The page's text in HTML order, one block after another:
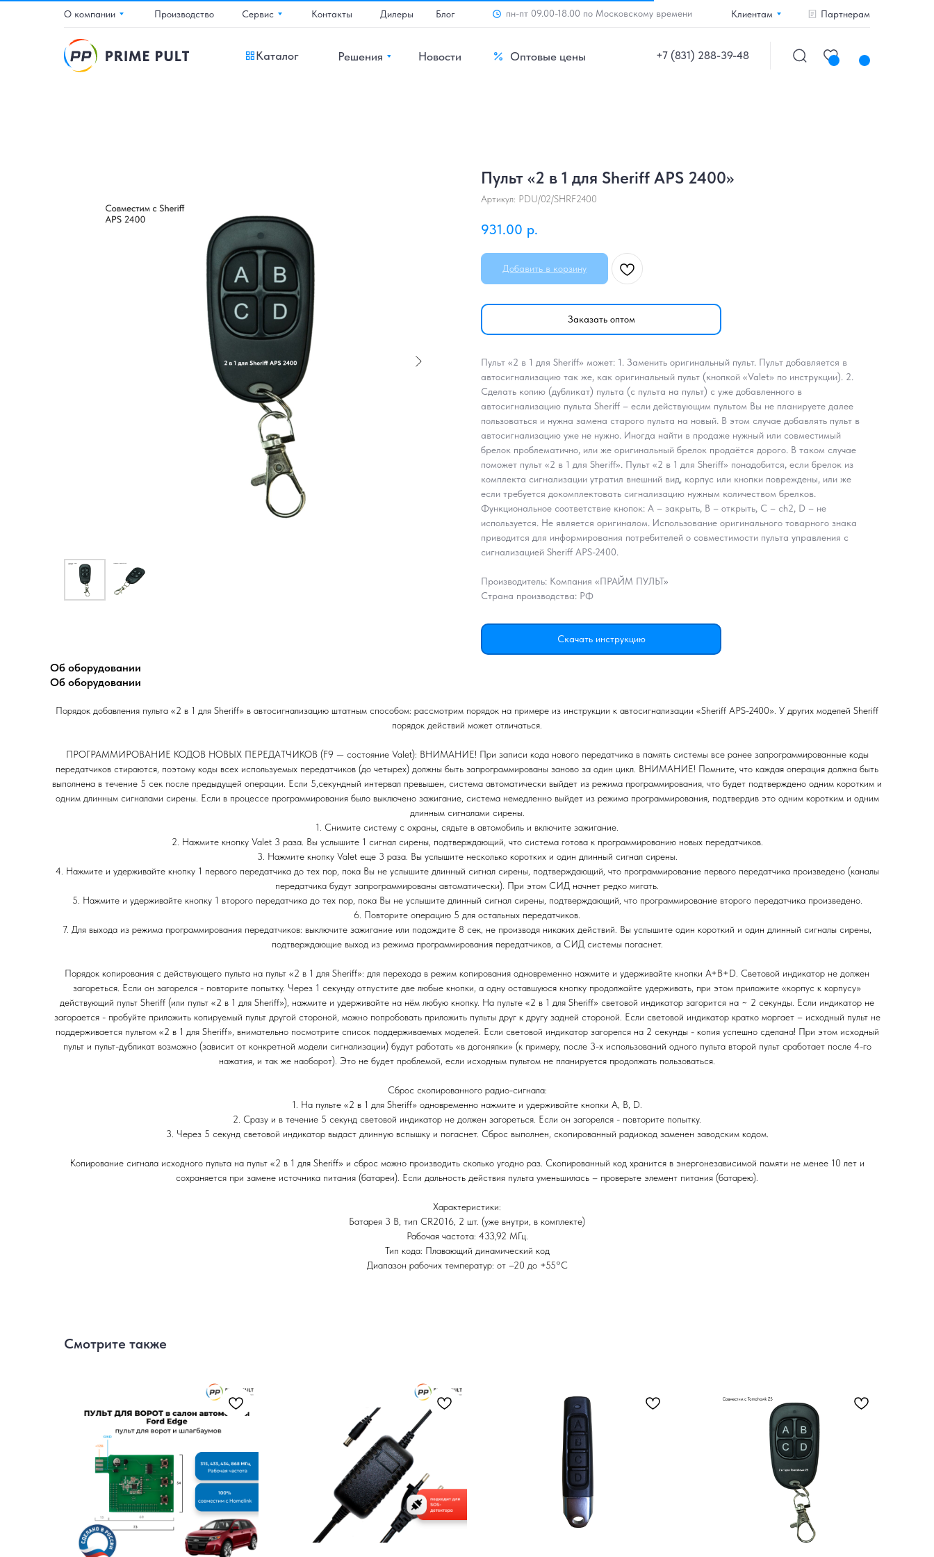
О компании Производство Сервис Контакты пн-пт 09.00-18.00 по Московскому времени Клиентам Партнерам
Блог
Дилеры
+7 (831) 288-39-48
Решения Новости
Каталог Оптовые цены
Пульт «2 в 1 для Sheriff APS 2400»
Артикул: PDU/02/SHRF2400
931.00 р.
Добавить в корзину
Заказать оптом
Пульт «2 в 1 для Sheriff» может: 1. Заменить оригинальный пульт. Пульт добавляется в
автосигнализацию так же, как оригинальный пульт (кнопкой «Valet» по инструкции). 2.
Сделать копию (дубликат) пульта (с пульта на пульт) с уже добавленного в
автосигнализацию пульта Sheriff – если действующим пультом Вы не планируете далее
пользоваться и нужна замена старого пульта на новый. В этом случае добавлять пульт в
автосигнализацию уже не нужно. Иногда найти в продаже нужный или совместимый
брелок проблематично, или же оригинальный брелок продаётся дорого. В таком случае
поможет пульт «2 в 1 для Sheriff». Пульт «2 в 1 для Sheriff» понадобится, если брелок из
комплекта сигнализации утратил внешний вид, корпус или кнопки повреждены, или же
если требуется докомплектовать сигнализацию нужным количеством брелков.
Функциональное соответствие кнопок: A – закрыть, B – открыть, C – ch2, D – не
используется. Не является оригиналом. Использование оригинального товарного знака
приводится для информирования потребителей о совместимости пульта управления с
сигнализацией Sheriff APS-2400.
Производитель: Компания «ПРАЙМ ПУЛЬТ»
Страна производства: РФ
Скачать инструкцию
Об оборудовании
Об оборудовании
Порядок добавления пульта «2 в 1 для Sheriff» в автосигнализацию штатным способом: рассмотрим порядок на примере из инструкции к автосигнализации «Sheriff APS-2400». У других моделей Sheriff
порядок действий может отличаться.
ПРОГРАММИРОВАНИЕ КОДОВ НОВЫХ ПЕРЕДАТЧИКОВ (F9 — состояние Valet): ВНИМАНИЕ! При записи кода нового передатчика в память системы все ранее запрограммированные коды
передатчиков стираются, поэтому коды всех используемых передатчиков (до четырех) должны быть запрограммированы заново за один цикл. ВНИМАНИЕ! Помните, что каждая операция должна быть
выполнена в течение 5 сек после предыдущей операции. Если 5,секундный интервал превышен, система автоматически выйдет из режима программирования, что будет подтверждено одним коротким и
одним длинным сигналами сирены. Если в процессе программирования было выключено зажигание, система немедленно выйдет из режима программирования, подтвердив это одним коротким и одним
длинным сигналами сирены.
1. Снимите систему с охраны, сядьте в автомобиль и включите зажигание.
2. Нажмите кнопку Valet 3 раза. Вы услышите 1 сигнал сирены, подтверждающий, что система готова к программированию новых передатчиков.
3. Нажмите кнопку Valet еще 3 раза. Вы услышите несколько коротких и один длинный сигнал сирены.
4. Нажмите и удерживайте кнопку 1 первого передатчика до тех пор, пока Вы не услышите длинный сигнал сирены, подтверждающий, что программирование первого передатчика произведено (каналы
передатчика будут запрограммированы автоматически). При этом СИД начнет редко мигать.
5. Нажмите и удерживайте кнопку 1 второго передатчика до тех пор, пока Вы не услышите длинный сигнал сирены, подтверждающий, что программирование второго передатчика произведено.
6. Повторите операцию 5 для остальных передатчиков.
7. Для выхода из режима программирования передатчиков: выключите зажигание или подождите 8 сек, не производя никаких действий. Вы услышите один короткий и один длинный сигналы сирены,
подтверждающие выход из режима программирования передатчиков, а СИД системы погаснет.
Порядок копирования с действующего пульта на пульт «2 в 1 для Sheriff»: для перехода в режим копирования одновременно нажмите и удерживайте кнопки A+B+D. Световой индикатор не должен
загореться. Если он загорелся - повторите попытку. Через 1 секунду отпустите две любые кнопки, а одну оставшуюся кнопку продолжайте удерживать, при этом приложите «корпус к корпусу»
действующий пульт Sheriff (или пульт «2 в 1 для Sheriff»), нажмите и удерживайте на нём любую кнопку. На пульте «2 в 1 для Sheriff» световой индикатор загорится на ~ 2 секунды. Если индикатор не
загорается - пробуйте приложить копируемый пульт другой стороной, можно попробовать приложить пульты друг к другу задней стороной. Если световой индикатор кратко моргает – исходный пульт не
поддерживается пультом «2 в 1 для Sheriff», внимательно посмотрите список поддерживаемых моделей. Если световой индикатор загорелся на 2 секунды - копия успешно сделана! При этом исходный
пульт и пульт-дубликат возможно (зависит от конкретной модели сигнализации) будут работать «в догонялки» (к примеру, после 3-х использований одного пульта второй пульт сработает после 4-го
нажатия, и так же наоборот). Это не будет проблемой, если исходным пультом не планируется продолжать пользоваться.
Сброс скопированного радио-сигнала:
1. На пульте «2 в 1 для Sheriff» одновременно нажмите и удерживайте кнопки A, B, D.
2. Сразу и в течение 5 секунд световой индикатор не должен загореться. Если он загорелся - повторите попытку.
3. Через 5 секунд световой индикатор выдаст длинную вспышку и погаснет. Сброс выполнен, скопированный радиокод заменен заводским кодом.
Копирование сигнала исходного пульта на пульт «2 в 1 для Sheriff» и сброс можно производить сколько угодно раз. Скопированный код хранится в энергонезависимой памяти не менее 10 лет и
сохраняется при замене источника питания (батареи). Если дальность действия пульта уменьшилась – проверьте элемент питания (батарею).
Характеристики:
Батарея 3 В, тип CR2016, 2 шт. (уже внутри, в комплекте)
Рабочая частота: 433,92 МГц.
Тип кода: Плавающий динамический код
Диапазон рабочих температур: от –20 до +55°C
Смотрите также